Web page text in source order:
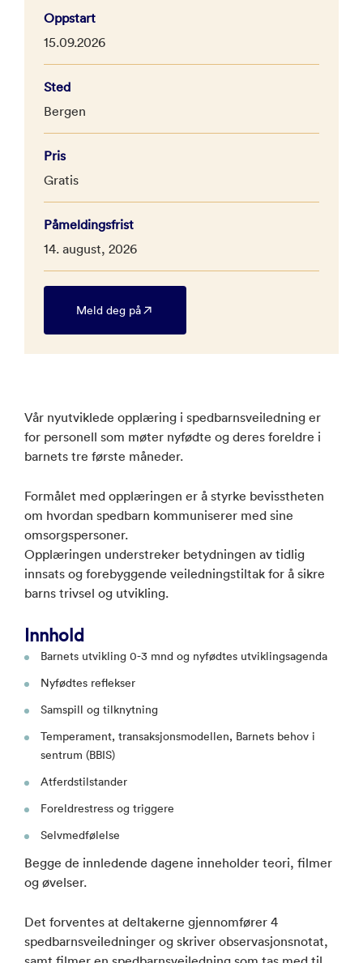
Oppstart
15.09.2026
Sted
Bergen
Pris
Gratis
Påmeldingsfrist
14. august, 2026
Meld deg på
Vår nyutviklede opplæring i spedbarnsveiledning er
for personell som møter nyfødte og deres foreldre i
barnets tre første måneder.
Formålet med opplæringen er å styrke bevisstheten
om hvordan spedbarn kommuniserer med sine
omsorgspersoner.
Opplæringen understreker betydningen av tidlig
innsats og forebyggende veiledningstiltak for å sikre
barns trivsel og utvikling.
Innhold
Barnets utvikling 0-3 mnd og nyfødtes utviklingsagenda
Nyfødtes reflekser
Samspill og tilknytning
Temperament, transaksjonsmodellen, Barnets behov i
sentrum (BBIS)
Atferdstilstander
Foreldrestress og triggere
Selvmedfølelse
Begge de innledende dagene inneholder teori, filmer
og øvelser.
Det forventes at deltakerne gjennomfører 4
spedbarnsveiledninger og skriver observasjonsnotat,